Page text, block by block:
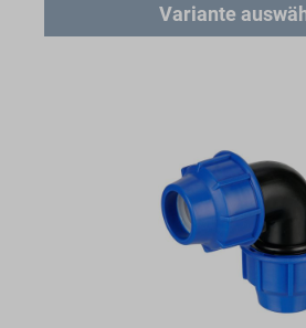
Variante